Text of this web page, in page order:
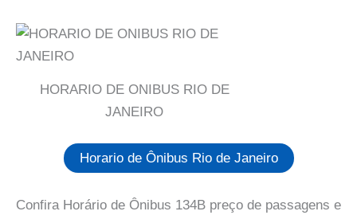
HORARIO DE ONIBUS RIO DE
JANEIRO
Horario de Ônibus Rio de Janeiro
Confira Horário de Ônibus 134B preço de passagens e